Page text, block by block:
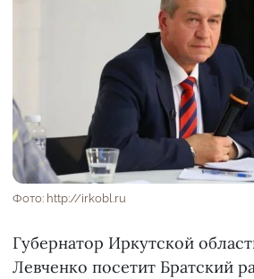
Фото: http://irkobl.ru
Губернатор Иркутской
Левченко посетит Братский